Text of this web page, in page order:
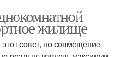
жилище
совет, но совмещение